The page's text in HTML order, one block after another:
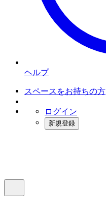
ヘルプ
スペースをお持ちの方
ログイン
新規登録